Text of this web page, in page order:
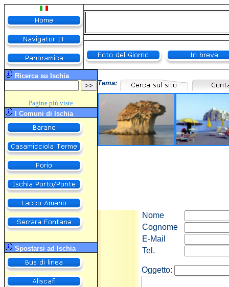
Ricerca su Ischia
Pagine più viste
I Comuni di Ischia
Spostarsi ad Ischia
Tema:
Nome
Cognome
E-Mail
Tel.
Oggetto: